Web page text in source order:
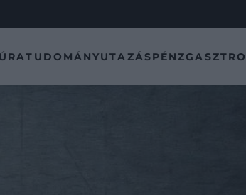
TUDOMÁNYUTAZÁSPÉNZ